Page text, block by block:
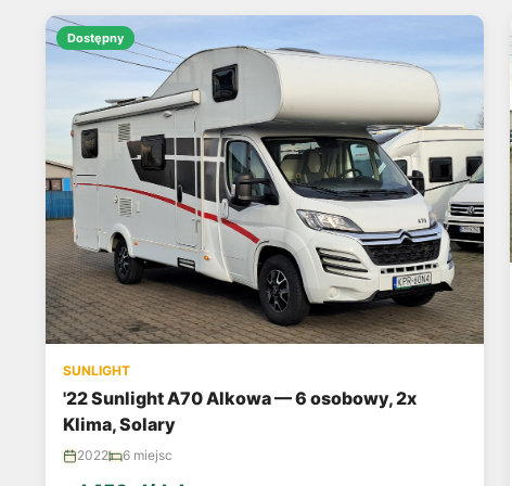
Dostępny
SUNLIGHT
'22 Sunlight A70 Alkowa — 6 osobowy, 2x
Klima, Solary
2022 6 miejsc